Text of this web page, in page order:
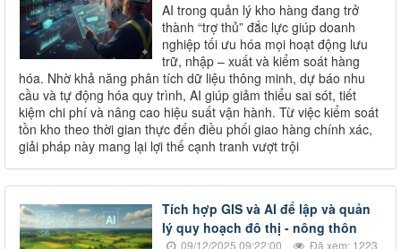
AI trong quản lý kho hàng đang trở
thành “trợ thủ” đắc lực giúp doanh
nghiệp tối ưu hóa mọi hoạt động lưu
trữ, nhập – xuất và kiểm soát hàng
hóa. Nhờ khả năng phân tích dữ liệu thông minh, dự báo nhu
cầu và tự động hóa quy trình, AI giúp giảm thiểu sai sót, tiết
kiệm chi phí và nâng cao hiệu suất vận hành. Từ việc kiểm soát
tồn kho theo thời gian thực đến điều phối giao hàng chính xác,
giải pháp này mang lại lợi thế cạnh tranh vượt trội
Tích hợp GIS và AI để lập và quản
lý quy hoạch đô thị - nông thôn
09/12/2025 09:22:00 Đã xem: 1223